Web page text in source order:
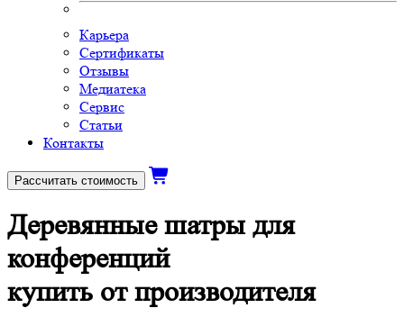
Карьера
Сертификаты
Отзывы
Медиатека
Сервис
Статьи
Контакты
Рассчитать стоимость
Деревянные шатры для
конференций
купить от производителя